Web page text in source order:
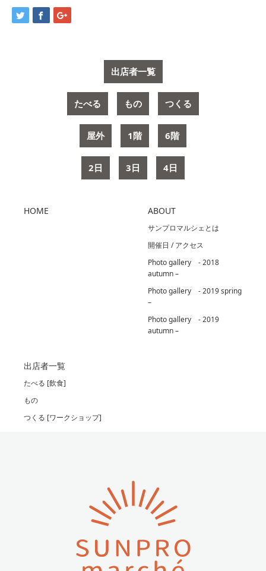
出店者一覧
たべる もの つくる
屋外 1階 6階
2日 3日 4日
HOME ABOUT
サンプロマルシェとは
開催日 / アクセス
Photo gallery - 2018
autumn –
Photo gallery - 2019 spring
–
Photo gallery - 2019
autumn –
出店者一覧
たべる [飲食]
もの
つくる [ワークショップ]